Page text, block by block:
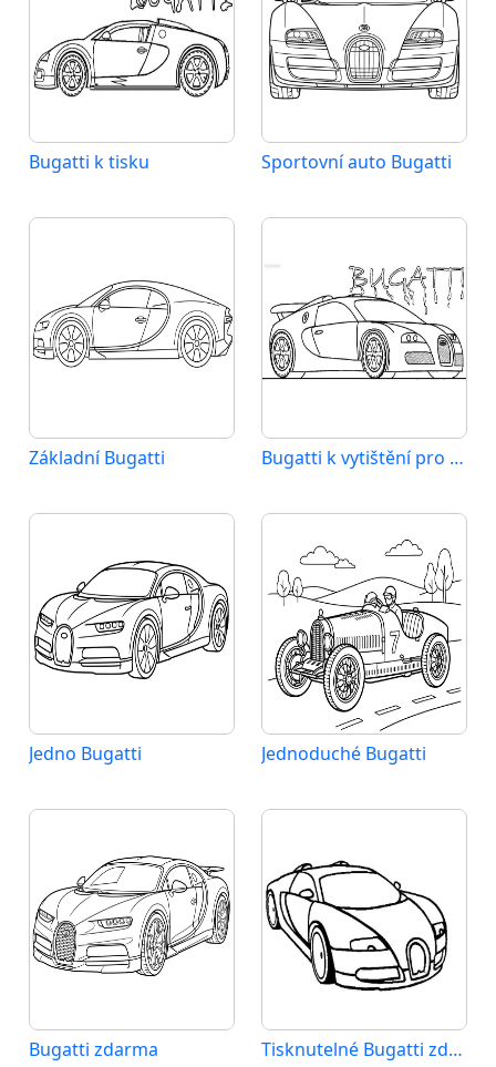
Bugatti k tisku Sportovní auto Bugatti
Základní Bugatti Bugatti k vytištění pro děti
Jedno Bugatti Jednoduché Bugatti
Bugatti zdarma Tisknutelné Bugatti zdarma